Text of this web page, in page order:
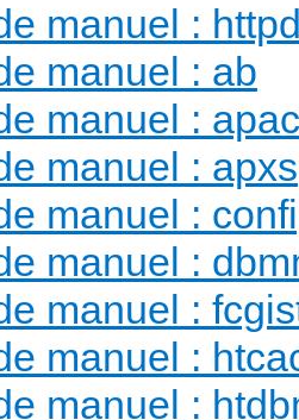
manuel :
manuel : ab
manuel :
manuel : apxs
manuel :
manuel :
manuel :
manuel :
manuel :